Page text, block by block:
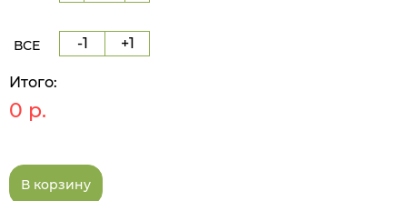
ВСЕ +1
-1
Итого:
0 р.
В корзину